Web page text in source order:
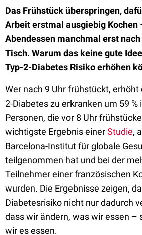
Das Frühstück überspringen,
Arbeit erstmal ausgiebig Kochen
Abendessen manchmal erst
Tisch. Warum das keine gute
Typ-2-Diabetes Risiko erhöhen
Wer nach 9 Uhr frühstückt, erhöht
2-Diabetes zu erkranken um 59 %
Personen, die vor 8 Uhr
wichtigste Ergebnis einerStudie,
Barcelona-Institut für globale
teilgenommen hat und bei der
Teilnehmer einer französischen
wurden. Die Ergebnisse zeigen,
Diabetesrisiko nicht nur dadurch
dass wir ändern, was wir essen –
wir es essen.